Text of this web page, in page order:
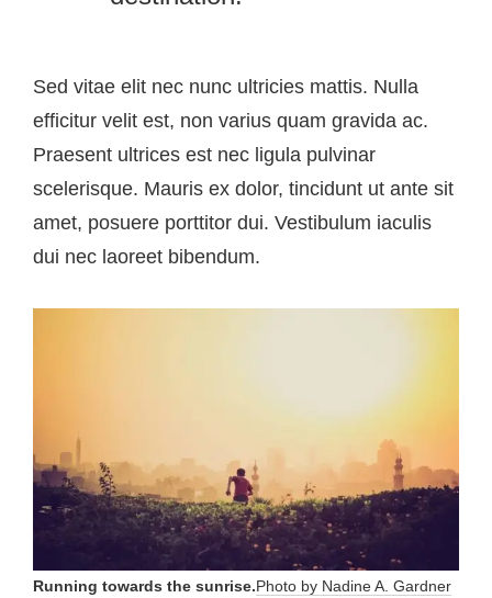
Sed vitae elit nec nunc ultricies mattis. Nulla
efficitur velit est, non varius quam gravida ac.
Praesent ultrices est nec ligula pulvinar
scelerisque. Mauris ex dolor, tincidunt ut ante sit
amet, posuere porttitor dui. Vestibulum iaculis
dui nec laoreet bibendum.
Running towards the sunrise.Photo by Nadine A. Gardner